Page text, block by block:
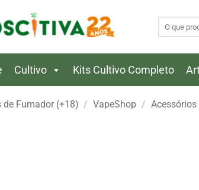
Cultivo Kits Cultivo Completo
de Fumador (+18) / VapeShop /